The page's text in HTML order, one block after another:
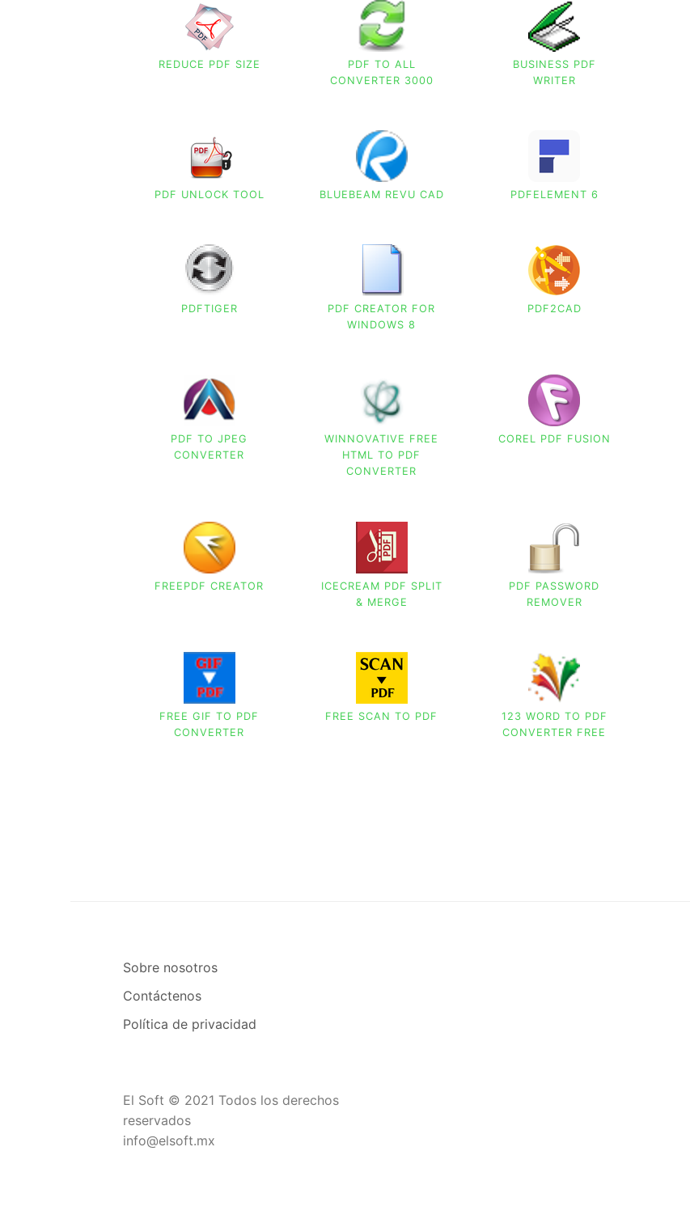
REDUCE PDF SIZE
PDF TO ALL
CONVERTER 3000
BUSINESS PDF
WRITER
PDF UNLOCK TOOL BLUEBEAM REVU CAD PDFELEMENT 6
PDFTIGER
PDF CREATOR FOR
WINDOWS 8
PDF2CAD
PDF TO JPEG
CONVERTER
WINNOVATIVE FREE
HTML TO PDF
CONVERTER
COREL PDF FUSION
FREEPDF CREATOR
ICECREAM PDF SPLIT
& MERGE
PDF PASSWORD
REMOVER
FREE GIF TO PDF
CONVERTER
FREE SCAN TO PDF
123 WORD TO PDF
CONVERTER FREE
Sobre nosotros
Contáctenos
Política de privacidad
El Soft © 2021 Todos los derechos
reservados
info@elsoft.mx